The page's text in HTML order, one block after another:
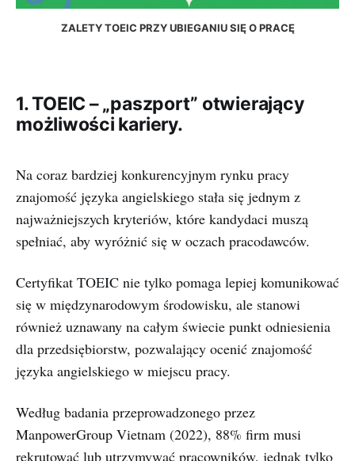
ZALETY TOEIC PRZY UBIEGANIU SIĘ O PRACĘ
1. TOEIC – „paszport” otwierający
możliwości kariery.
Na coraz bardziej konkurencyjnym rynku pracy
znajomość języka angielskiego stała się jednym z
najważniejszych kryteriów, które kandydaci muszą
spełniać, aby wyróżnić się w oczach pracodawców.
Certyfikat TOEIC nie tylko pomaga lepiej komunikować
się w międzynarodowym środowisku, ale stanowi
również uznawany na całym świecie punkt odniesienia
dla przedsiębiorstw, pozwalający ocenić znajomość
języka angielskiego w miejscu pracy.
Według badania przeprowadzonego przez
ManpowerGroup Vietnam (2022), 88% firm musi
rekrutować lub utrzymywać pracowników, jednak tylko